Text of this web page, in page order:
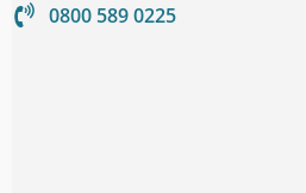
0800 589 0225